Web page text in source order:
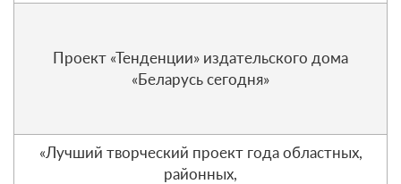
Проект «Тенденции» издательского дома
«Беларусь сегодня»
«Лучший творческий проект года областных,
районных,